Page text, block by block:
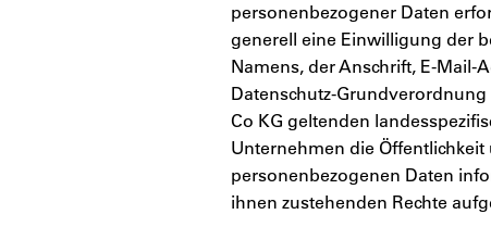
personenbezogener Daten
generell eine Einwilligung der
Namens, der Anschrift, E-Mail-
Datenschutz-
Co KG geltenden
Unternehmen die
personenbezogenen Daten
ihnen zustehenden Rechte